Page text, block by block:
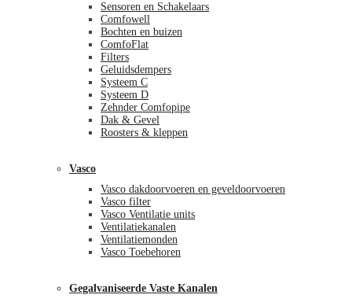
Sensoren en Schakelaars
Comfowell
Bochten en buizen
ComfoFlat
Filters
Geluidsdempers
Systeem C
Systeem D
Zehnder Comfopipe
Dak & Gevel
Roosters & kleppen
Vasco
Vasco dakdoorvoeren en geveldoorvoeren
Vasco filter
Vasco Ventilatie units
Ventilatiekanalen
Ventilatiemonden
Vasco Toebehoren
Gegalvaniseerde Vaste Kanalen